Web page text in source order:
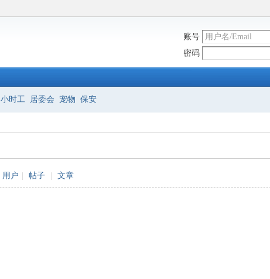
账号
密码
小时工 居委会 宠物 保安
用户 帖子 文章